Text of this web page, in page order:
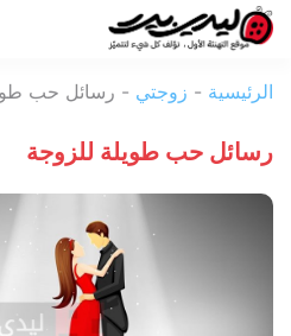
بيرد
الرئيسية - زوجتي - رسائل حب
رسائل حب طويلة للزوجة